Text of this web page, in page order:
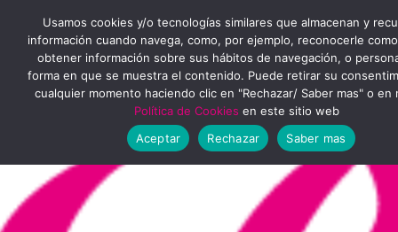
contenido
MENÚ
PRINCIPAL
Usamos cookies y/o tecnologías similares que almacenan y
información cuando navega, como, por ejemplo, reconocerle
obtener información sobre sus hábitos de navegación, o
forma en que se muestra el contenido. Puede retirar su
cualquier momento haciendo clic en "Rechazar/ Saber mas" o en
Política de Cookies en este sitio web
Aceptar
Rechazar Saber mas